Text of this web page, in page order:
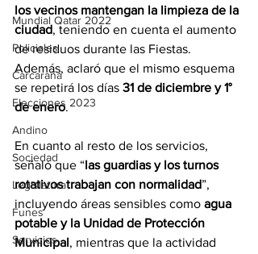
Mundial Qatar 2022
Policiales
Carcarañá
Elecciones 2023
Andino
Sociedad
Legislatura
Funes
Servicios
los vecinos mantengan la limpieza de la
ciudad, teniendo en cuenta el aumento
de residuos durante las Fiestas.
Además, aclaró que el mismo esquema
se repetirá los días 31 de diciembre y 1°
de enero.
En cuanto al resto de los servicios,
señaló que “las guardias y los turnos
rotativos trabajan con normalidad”,
incluyendo áreas sensibles como agua
potable y la Unidad de Protección
Municipal, mientras que la actividad